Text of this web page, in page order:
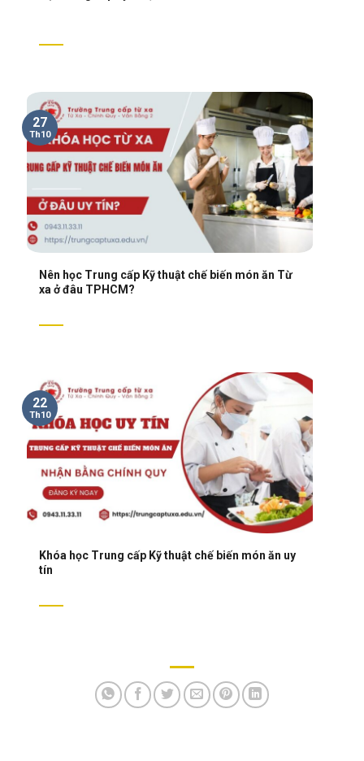
Nên học Trung cấp Kỹ thuật chế biến món ăn Từ
xa ở đâu TPHCM?
27
Th10
Khóa học Trung cấp Kỹ thuật chế biến món ăn uy
tín
22
Th10